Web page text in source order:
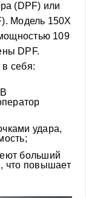
(DPF) или
Модель 150X
109
DPF.
себя:
удара,
больший
что повышает